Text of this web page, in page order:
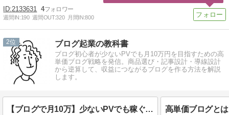
2133631 4
週間IN:190 週間OUT:320 月間IN:800
2 ブログ起業の教科書
ブログ初心者が少ないPVでも月10万円を目指すための高
単価ブログ戦略を発信。商品選び・記事設計・導線設計
から逆算して、収益につながるブログを作る方法を解説
します。
【ブログで月10万】少ないPVでも稼ぐ！初心者向け高単価ブログ戦略3ステップ